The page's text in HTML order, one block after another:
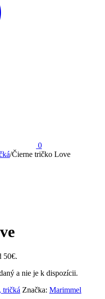
0
/Čierne tričko Love
50€.
a nie je k dispozícii.
tričká Značka: Marimmel